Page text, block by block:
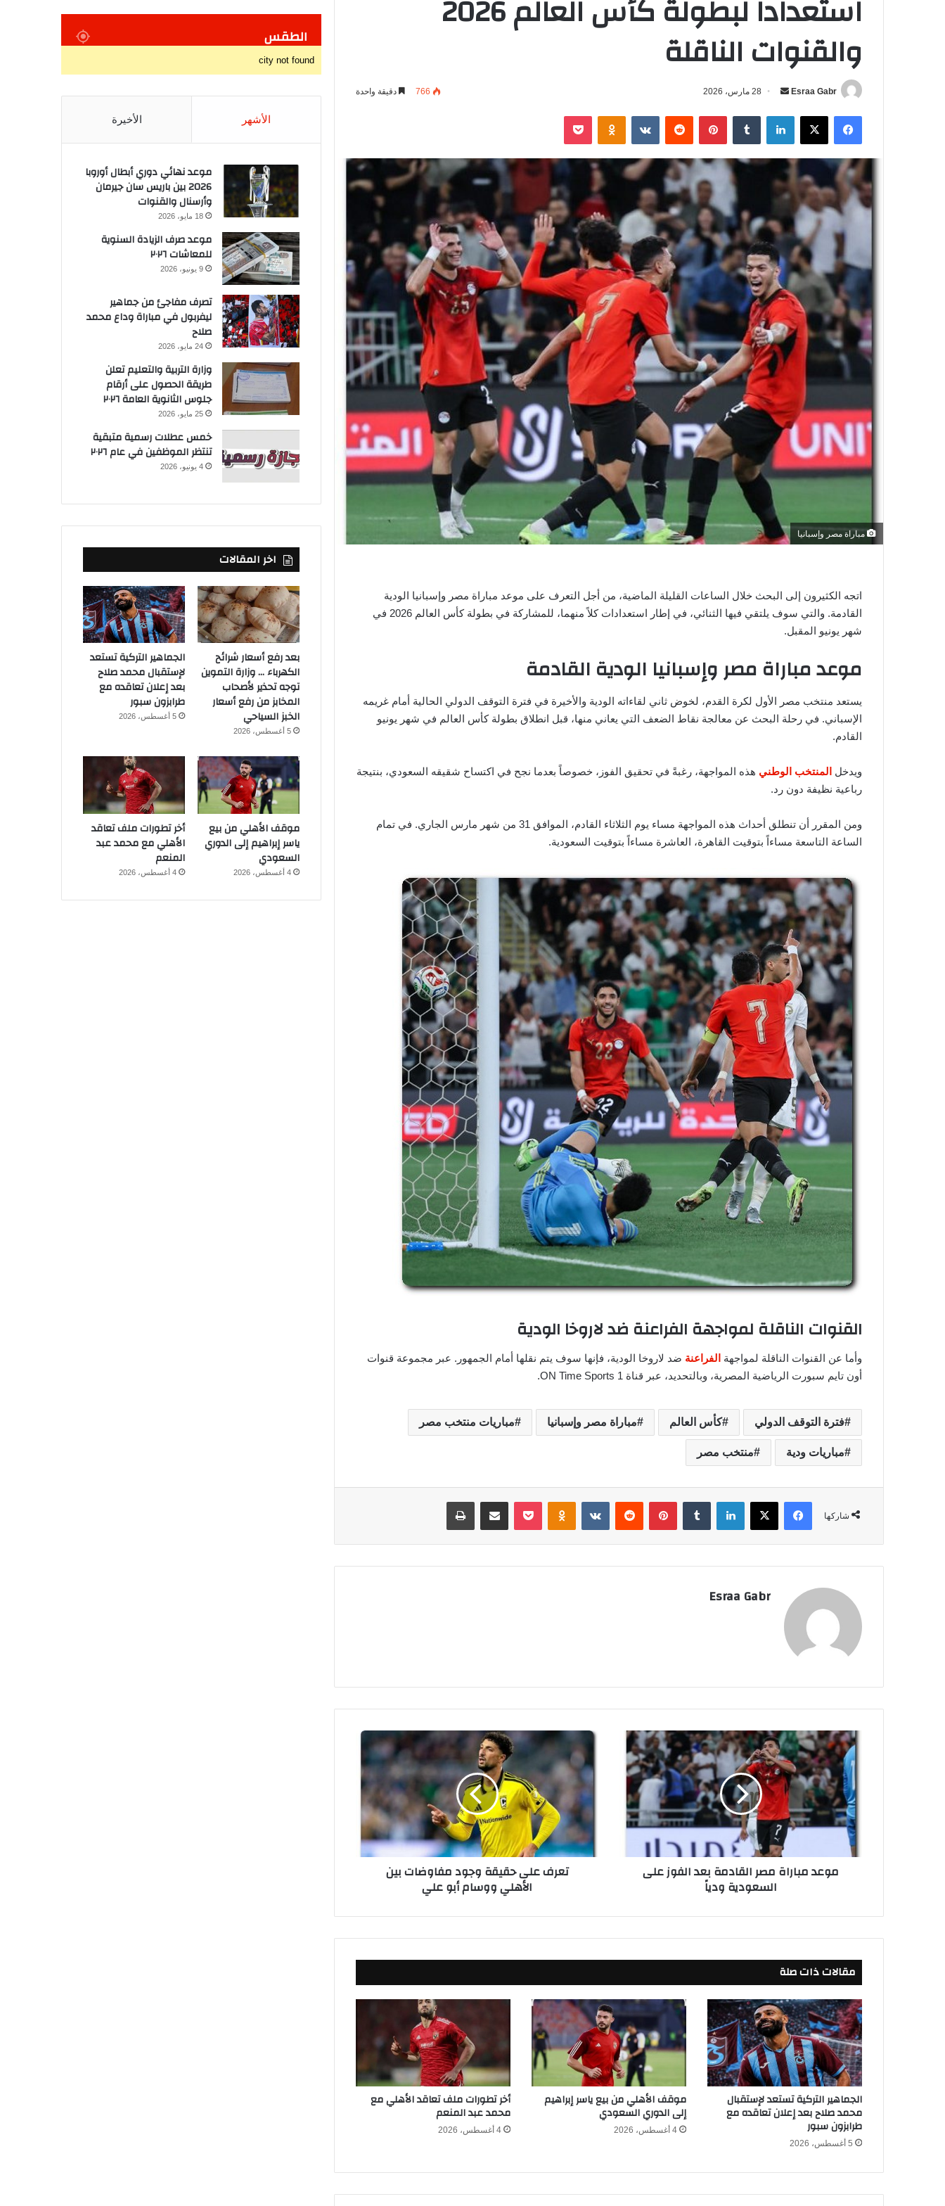
استعداداً لبطولة كأس العالم 2026
والقنوات الناقلة
Esraa Gabr
س
ب
ا
ل
ك
ت
و
ن
ا
28 مارس، 2026 766 دقيقة واحدة
فيسبوك ‫X لينكدإن بينتيريست
مباراة مصر وإسبانيا
اتجه الكثيرون إلى البحث خلال الساعات القليلة الماضية، من أجل التعرف على موعد مباراة مصر وإسبانيا الودية
القادمة. والتي سوف يلتقي فيها الثنائي، في إطار استعدادات كلاً منهما، للمشاركة في بطولة كأس العالم 2026 في
شهر يونيو المقبل.
موعد مباراة مصر وإسبانيا الودية القادمة
يستعد منتخب مصر الأول لكرة القدم، لخوض ثاني لقاءاته الودية والأخيرة في فترة التوقف الدولي الحالية أمام غريمه
الإسباني. في رحلة البحث عن معالجة نقاط الضعف التي يعاني منها، قبل انطلاق بطولة كأس العالم في شهر يونيو
القادم.
ويدخل المنتخب الوطني هذه المواجهة، رغبةً في تحقيق الفوز، خصوصاً بعدما نجح في اكتساح شقيقه السعودي، بنتيجة
رباعية نظيفة دون رد.
ومن المقرر أن تنطلق أحداث هذه المواجهة مساء يوم الثلاثاء القادم، الموافق 31 من شهر مارس الجاري. في تمام
الساعة التاسعة مساءاً بتوقيت القاهرة، العاشرة مساءاً بتوقيت السعودية.
القنوات الناقلة لمواجهة الفراعنة ضد لاروخا الودية
وأما عن القنوات الناقلة لمواجهة الفراعنة ضد لاروخا الودية، فإنها سوف يتم نقلها أمام الجمهور. عبر مجموعة قنوات
أون تايم سبورت الرياضية المصرية، وبالتحديد، عبر قناة ON Time Sports 1.
فترة التوقف الدولي كأس العالم مباراة مصر وإسبانيا مباريات منتخب مصر
مباريات ودية منتخب مصر
شاركها
فيسبوك ‫X لينكدإن بينتيريست
Esraa Gabr
ا
ر
ق
م
ة
ب
ع
د
ا
و
ز
ا
موعد مباراة مصر القادمة بعد الفوز على
السعودية ودياً
ف
ح
ق
و
د
ا
و
ض
ا
ت
ب
ن
ي
تعرف على حقيقة وجود مفاوضات بين
الأهلي ووسام أبو علي
مقالات ذات صلة
الجماهير التركية تستعد لإستقبال
محمد صلاح بعد إعلان تعاقده مع
طرابزون سبور
5 أغسطس، 2026
موقف الأهلي من بيع ياسر إبراهيم
إلى الدوري السعودي
4 أغسطس، 2026
أخر تطورات ملف تعاقد الأهلي مع
محمد عبد المنعم
4 أغسطس، 2026
الطقس
city not found
الأشهر الأخيرة
موعد نهائي دوري أبطال أوروبا
2026 بين باريس سان جيرمان
وأرسنال والقنوات
18 مايو، 2026
موعد صرف الزيادة السنوية
للمعاشات ٢٠٢٦
9 يونيو، 2026
تصرف مفاجئ من جماهير
ليفربول في مباراة وداع محمد
صلاح
24 مايو، 2026
وزارة التربية والتعليم تعلن
طريقة الحصول على أرقام
جلوس الثانوية العامة ٢٠٢٦
25 مايو، 2026
خمس عطلات رسمية متبقية
تنتظر الموظفين في عام ٢٠٢٦
4 يونيو، 2026
اخر المقالات
بعد رفع أسعار شرائح
الكهرباء … وزارة التموين
توجه تحذير لأصحاب
المخابز من رفع أسعار
الخبز السياحي
5 أغسطس، 2026
الجماهير التركية تستعد
لإستقبال محمد صلاح
بعد إعلان تعاقده مع
طرابزون سبور
5 أغسطس، 2026
موقف الأهلي من بيع
ياسر إبراهيم إلى الدوري
السعودي
4 أغسطس، 2026
أخر تطورات ملف تعاقد
الأهلي مع محمد عبد
المنعم
4 أغسطس، 2026